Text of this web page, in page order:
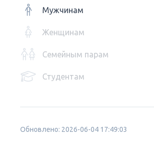
Мужчинам
Женщинам
Семейным парам
Студентам
Обновлено: 2026-06-04 17:49:03